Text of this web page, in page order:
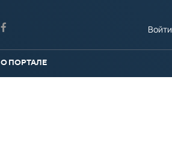
Войти
О ПОРТАЛЕ